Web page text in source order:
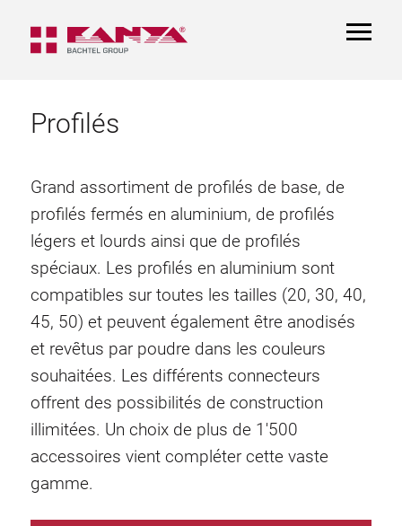
Profilés
Grand assortiment de profilés de base, de
profilés fermés en aluminium, de profilés
légers et lourds ainsi que de profilés
spéciaux. Les profilés en aluminium sont
compatibles sur toutes les tailles (20, 30, 40,
45, 50) et peuvent également être anodisés
et revêtus par poudre dans les couleurs
souhaitées. Les différents connecteurs
offrent des possibilités de construction
illimitées. Un choix de plus de 1'500
accessoires vient compléter cette vaste
gamme.